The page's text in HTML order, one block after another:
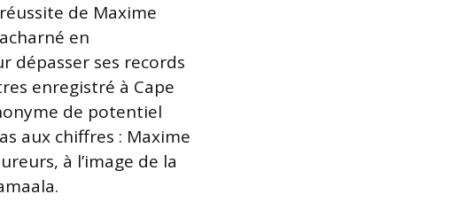
de Maxime
en
dépasser ses records
enregistré à Cape
de potentiel
aux chiffres : Maxime
à l’image de la